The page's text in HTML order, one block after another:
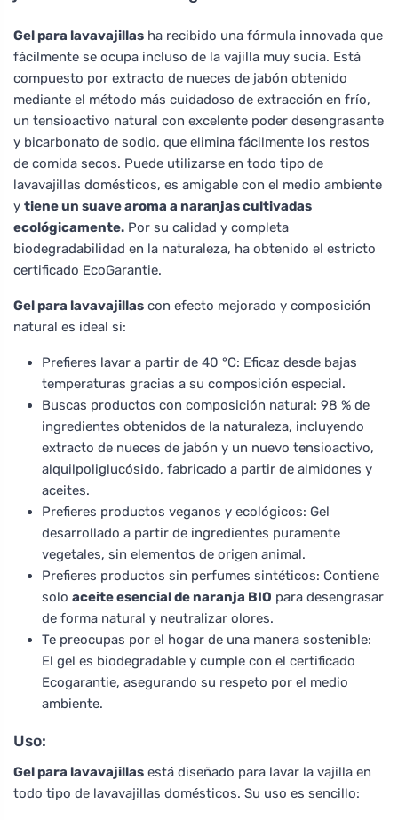
Gel para lavavajillas ha recibido una fórmula innovada que
fácilmente se ocupa incluso de la vajilla muy sucia. Está
compuesto por extracto de nueces de jabón obtenido
mediante el método más cuidadoso de extracción en frío,
un tensioactivo natural con excelente poder desengrasante
y bicarbonato de sodio, que elimina fácilmente los restos
de comida secos. Puede utilizarse en todo tipo de
lavavajillas domésticos, es amigable con el medio ambiente
y tiene un suave aroma a naranjas cultivadas
ecológicamente. Por su calidad y completa
biodegradabilidad en la naturaleza, ha obtenido el estricto
certificado EcoGarantie.
Gel para lavavajillas con efecto mejorado y composición
natural es ideal si:
Prefieres lavar a partir de 40 °C: Eficaz desde bajas
temperaturas gracias a su composición especial.
Buscas productos con composición natural: 98 % de
ingredientes obtenidos de la naturaleza, incluyendo
extracto de nueces de jabón y un nuevo tensioactivo,
alquilpoliglucósido, fabricado a partir de almidones y
aceites.
Prefieres productos veganos y ecológicos: Gel
desarrollado a partir de ingredientes puramente
vegetales, sin elementos de origen animal.
Prefieres productos sin perfumes sintéticos: Contiene
solo aceite esencial de naranja BIO para desengrasar
de forma natural y neutralizar olores.
Te preocupas por el hogar de una manera sostenible:
El gel es biodegradable y cumple con el certificado
Ecogarantie, asegurando su respeto por el medio
ambiente.
Uso:
Gel para lavavajillas está diseñado para lavar la vajilla en
todo tipo de lavavajillas domésticos. Su uso es sencillo: